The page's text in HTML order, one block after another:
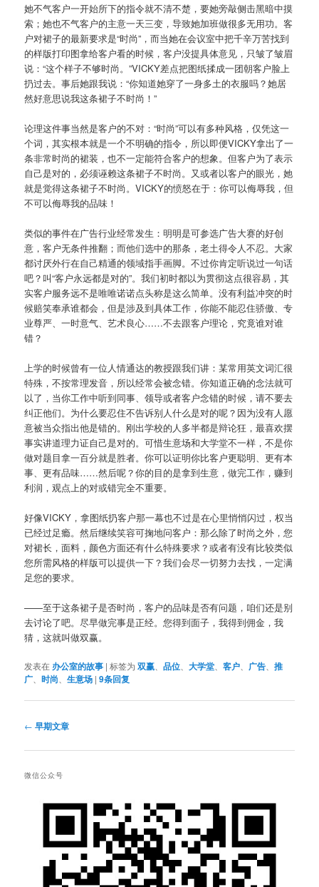
她不气客户一开始所下的指令就不清不楚，要她旁敲侧击黑暗中摸
索；她也不气客户的主意一天三变，导致她加班做很多无用功。客
户对裙子的最新要求是“时尚”，而当她在会议室中把千辛万苦找到
的样版打印图拿给客户看的时候，客户没提具体意见，只皱了皱眉
说：“这个样子不够时尚。”VICKY差点把图纸揉成一团朝客户脸上
扔过去。事后她跟我说：“你知道她穿了一身多土的衣服吗？她居
然好意思说我这条裙子不时尚！”
论理这件事当然是客户的不对：“时尚”可以有多种风格，仅凭这一
个词，其实根本就是一个不明确的指令，所以即便VICKY拿出了一
条非常时尚的裙装，也不一定能符合客户的想象。但客户为了表示
自己是对的，必须诬赖这条裙子不时尚。又或者以客户的眼光，她
就是觉得这条裙子不时尚。VICKY的愤怒在于：你可以侮辱我，但
不可以侮辱我的品味！
类似的事件在广告行业经常发生：明明是可参选广告大赛的好创
意，客户无条件推翻；而他们选中的那条，老土得令人不忍。大家
都讨厌外行在自己精通的领域指手画脚。不过你肯定听说过一句话
吧？叫“客户永远都是对的”。我们初时都以为贯彻这点很容易，其
实客户服务远不是唯唯诺诺点头称是这么简单。没有利益冲突的时
候赔笑奉承谁都会，但是涉及到具体工作，你能不能忍住骄傲、专
业尊严、一时意气、艺术良心……不去跟客户理论，究竟谁对谁
错？
上学的时候曾有一位人情通达的教授跟我们讲：某常用英文词汇很
特殊，不按常理发音，所以经常会被念错。你知道正确的念法就可
以了，当你工作中听到同事、领导或者客户念错的时候，请不要去
纠正他们。为什么要忍住不告诉别人什么是对的呢？因为没有人愿
意被当众指出他是错的。刚出学校的人多半都是辩论狂，最喜欢摆
事实讲道理力证自己是对的。可惜生意场和大学堂不一样，不是你
做对题目拿一百分就是胜者。你可以证明你比客户更聪明、更有本
事、更有品味……然后呢？你的目的是拿到生意，做完工作，赚到
利润，观点上的对或错完全不重要。
好像VICKY，拿图纸扔客户那一幕也不过是在心里悄悄闪过，权当
已经过足瘾。然后继续笑容可掬地问客户：那么除了时尚之外，您
对裙长，面料，颜色方面还有什么特殊要求？或者有没有比较类似
您所需风格的样版可以提供一下？我们会尽一切努力去找，一定满
足您的要求。
——至于这条裙子是否时尚，客户的品味是否有问题，咱们还是别
去讨论了吧。尽早做完事是正经。您得到面子，我得到佣金，我
猜，这就叫做双赢。
发表在 办公室的故事 |标签为 双赢 、品位 、大学堂 、客户 广告 、推
广 、时尚 、生意场 |9条回复
文
导
← 早期文章
微信公众号